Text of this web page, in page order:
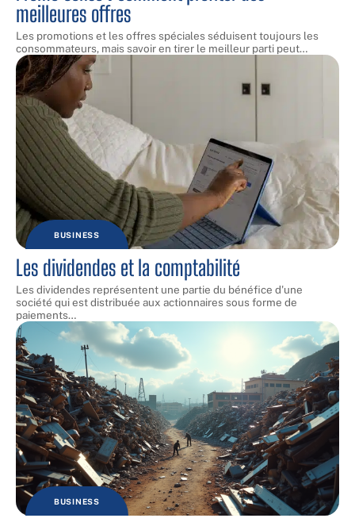
meilleures offres
Les promotions et les offres spéciales séduisent toujours les
consommateurs, mais savoir en tirer le meilleur parti peut…
BUSINESS
Les dividendes et la comptabilité
Les dividendes représentent une partie du bénéfice d'une
société qui est distribuée aux actionnaires sous forme de
paiements…
BUSINESS